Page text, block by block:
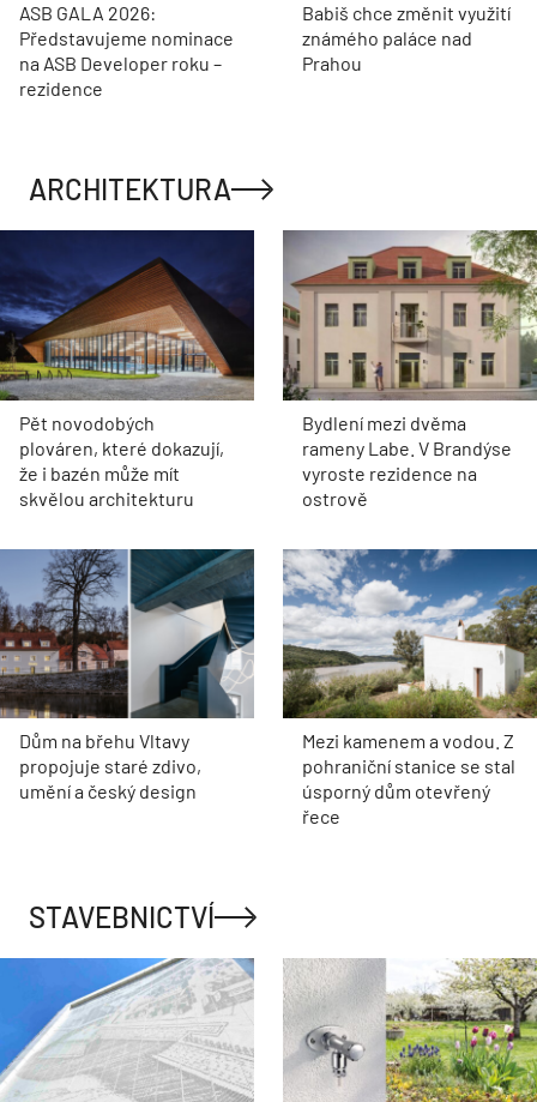
ASB GALA 2026:
Představujeme nominace
na ASB Developer roku –
rezidence
Babiš chce změnit využití
známého paláce nad
Prahou
ARCHITEKTURA
Pět novodobých
plováren, které dokazují,
že i bazén může mít
skvělou architekturu
Bydlení mezi dvěma
rameny Labe. V Brandýse
vyroste rezidence na
ostrově
Dům na břehu Vltavy
propojuje staré zdivo,
umění a český design
Mezi kamenem a vodou. Z
pohraniční stanice se stal
úsporný dům otevřený
řece
STAVEBNICTVÍ